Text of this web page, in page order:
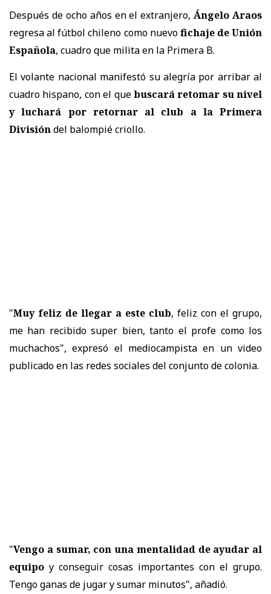
Después de ocho años en el extranjero,Ángelo Araos
regresa al fútbol chileno como nuevofichaje de Unión
Española, cuadro que milita en la Primera B.
El volante nacional manifestó su alegría por arribar al
cuadro hispano, con el quebuscará retomar su nivel
y luchará por retornar al club a la Primera
Divisióndel balompié criollo.
"Muy feliz de llegar a este club, feliz con el grupo,
me han recibido super bien, tanto el profe como los
muchachos", expresó el mediocampista en un video
publicado en las redes sociales del conjunto de colonia.
"Vengo a sumar, con una mentalidad de ayudar al
equipo y conseguir cosas importantes con el grupo.
Tengo ganas de jugar y sumar minutos", añadió.